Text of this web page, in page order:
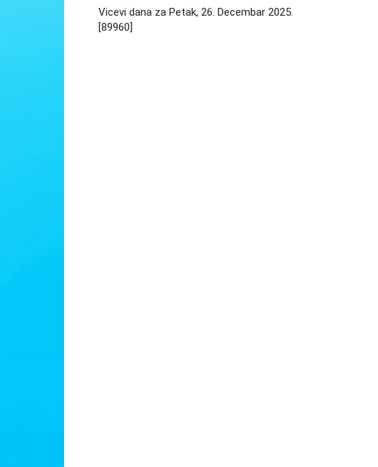
Vicevi dana za Petak, 26. Decembar 2025.
[89960]